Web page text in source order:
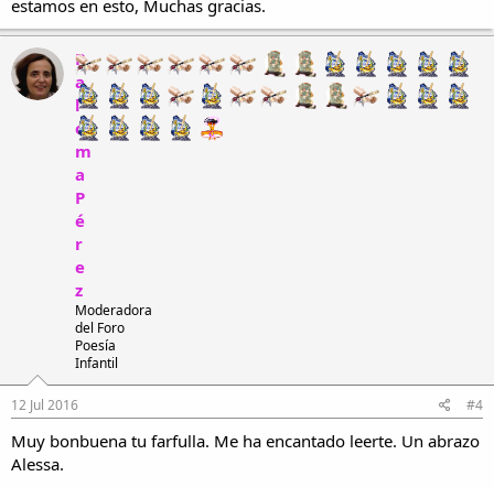
estamos en esto, Muchas gracias.
P
a
l
o
m
a
P
é
r
e
z
Moderadora
del Foro
Poesía
Infantil
12 Jul 2016 #4
Muy bonbuena tu farfulla. Me ha encantado leerte. Un abrazo
Alessa.